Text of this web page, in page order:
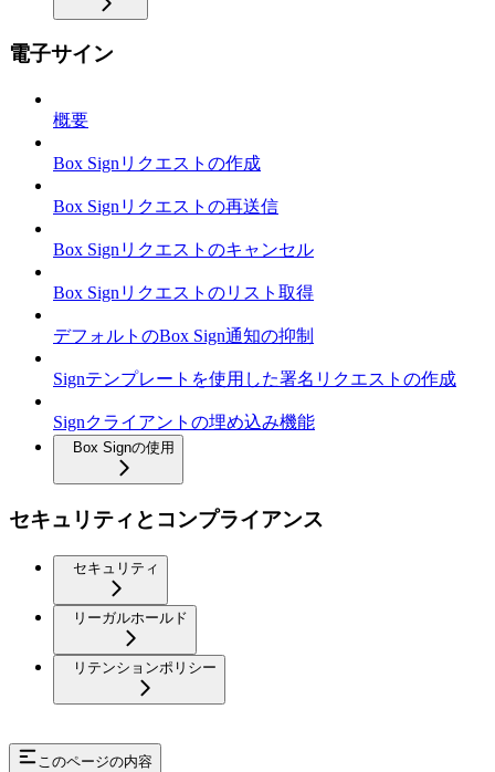
電子サイン
概要
Box Signリクエストの作成
Box Signリクエストの再送信
Box Signリクエストのキャンセル
Box Signリクエストのリスト取得
デフォルトのBox Sign通知の抑制
Signテンプレートを使用した署名リクエストの作成
Signクライアントの埋め込み機能
Box Signの使用
セキュリティとコンプライアンス
セキュリティ
リーガルホールド
リテンションポリシー
このページの内容